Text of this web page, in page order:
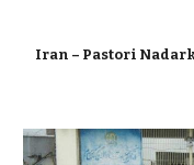
Iran – Pastori